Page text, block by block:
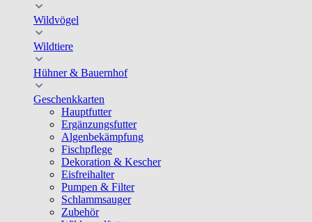
Wildvögel
Wildtiere
Hühner & Bauernhof
Geschenkkarten
Hauptfutter
Ergänzungsfutter
Algenbekämpfung
Fischpflege
Dekoration & Kescher
Eisfreihalter
Pumpen & Filter
Schlammsauger
Zubehör